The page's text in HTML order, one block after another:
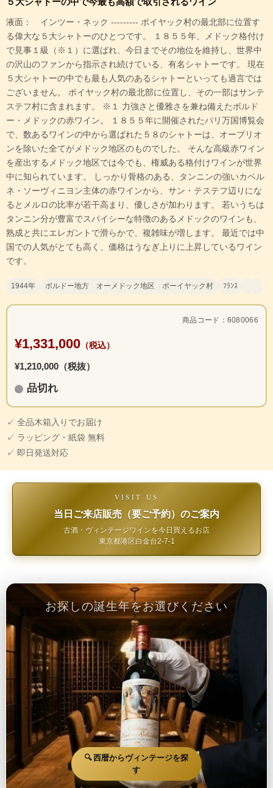
液面： インツー・ネック --------- ポイヤック村の最北部に位置す
る偉大な５大シャトーのひとつです。 １８５５年、メドック格付け
で見事１級（※１）に選ばれ、今日までその地位を維持し、世界中
の沢山のファンから指示され続けている、有名シャトーです。 現在
５大シャトーの中でも最も人気のあるシャトーといっても過言では
ございません。 ポイヤック村の最北部に位置し、その一部はサンテ
ステフ村に含まれます。 ※１ 力強さと優雅さを兼ね備えたボルド
ー・メドックの赤ワイン。 １８５５年に開催されたパリ万国博覧会
で、数あるワインの中から選ばれた５８のシャトーは、オーブリオ
ンを除いた全てがメドック地区のものでした。 そんな高級赤ワイン
を産出するメドック地区では今でも、権威ある格付けワインが世界
中に知られています。 しっかり骨格のある、タンニンの強いカベル
ネ・ソーヴィニヨン主体の赤ワインから、サン・テステフ辺りにな
るとメルロの比率が若干高まり、優しさが加わります。 若いうちは
タンニン分が豊富でスパイシーな特徴のあるメドックのワインも、
熟成と共にエレガントで滑らかで、複雑味が増します。 最近では中
国での人気がとても高く、価格はうなぎ上りに上昇しているワイン
です。
1944年 ボルドー地方 オーメドック地区 ポーイヤック村 ﾌﾗﾝｽ
商品コード：6080066
¥1,331,000 （税込）
¥1,210,000（税抜）
品切れ
✓ 全品木箱入りでお届け
✓ ラッピング・紙袋 無料
✓ 即日発送対応
VISIT US
当日ご来店販売（要ご予約）のご案内
古酒・ヴィンテージワインを今日買えるお店
東京都港区白金台2-7-1
お探しの誕生年をお選びください
🔍 西暦からヴィンテージを探
す